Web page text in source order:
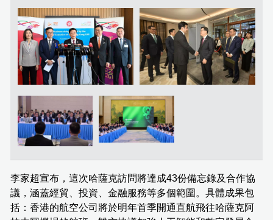
李家超宣布，這次哈薩克訪問將達成43份備忘錄及合作協
議，涵蓋經貿、投資、金融服務等多個範圍。具體成果包
括：香港的航空公司將於明年首季開通直航飛往哈薩克阿